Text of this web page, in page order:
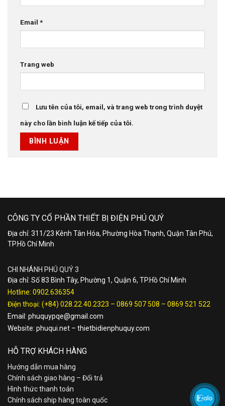
Email *
Trang web
Lưu tên của tôi, email, và trang web trong trình duyệt
này cho lần bình luận kế tiếp của tôi.
CÔNG TY CỔ PHẦN THIẾT BỊ ĐIỆN PHÚ QUÝ
Địa chỉ: 311/23 Kênh Tân Hóa, Phường Hòa Thạnh, Quận Tân Phú,
TP.Hồ Chí Minh
CHI NHÁNH PHÚ QUÝ 3
Địa chỉ: Số 83 Bình Tây, Phường 1, Quận 6, TP.Hồ Chí Minh
Hotline: 0902.636354
Điện thoại: (+84) 028.22.40.2323 – 0869 507 508 – 0869 521 522
Email: phuquypqe@gmail.com
Website: phuqui.net – thietbidienphuquy.com
HỖ TRỢ KHÁCH HÀNG
Hướng dẫn mua hàng
Chính sách giao hàng – Đổi trả
Hình thức thanh toán
Chính sách ship hàng toàn quốc